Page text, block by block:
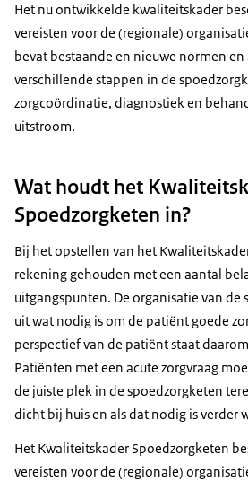
Het nu ontwikkelde kwaliteitskader
vereisten voor de (regionale)
bevat bestaande en nieuwe normen
verschillende stappen in de
zorgcoördinatie, diagnostiek en
uitstroom.
Wat houdt het
Spoedzorgketen in?
Bij het opstellen van het
rekening gehouden met een aantal
uitgangspunten. De organisatie van de
uit wat nodig is om de patiënt goede
perspectief van de patiënt staat
Patiënten met een acute zorgvraag
de juiste plek in de spoedzorgketen
dicht bij huis en als dat nodig is verder
Het Kwaliteitskader Spoedzorgketen
vereisten voor de (regionale)